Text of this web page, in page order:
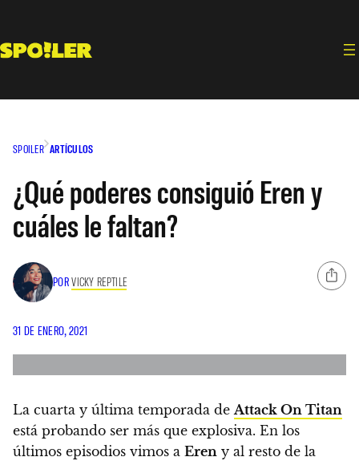
contenido
SPOILER ARTÍCULOS
¿Qué poderes consiguió Eren y
cuáles le faltan?
PORVICKY REPTILE
31 DE ENERO, 2021
La cuarta y última temporada deAttack On Titan
está probando ser más que explosiva. En los
últimos episodios vimos a Eren y al resto de la